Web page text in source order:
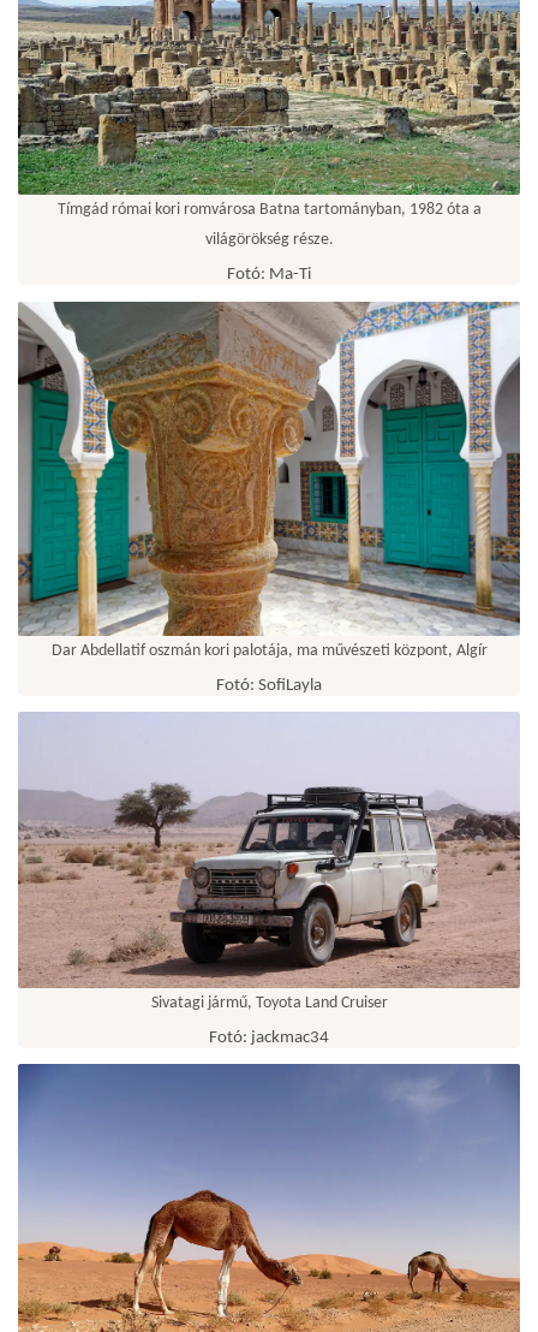
Tímgád római kori romvárosa Batna tartományban, 1982 óta a
világörökség része.
Fotó: Ma-Ti
Dar Abdellatif oszmán kori palotája, ma művészeti központ, Algír
Fotó: SofiLayla
Sivatagi jármű, Toyota Land Cruiser
Fotó: jackmac34